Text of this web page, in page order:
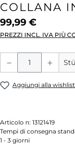
COLLANA
99,99 €
PREZZI INCL. IVA PIÙ
Quantità del
Aggiungi alla wishlist
Articolo n: 13121419
Tempi di consegna
1 - 3 giorni